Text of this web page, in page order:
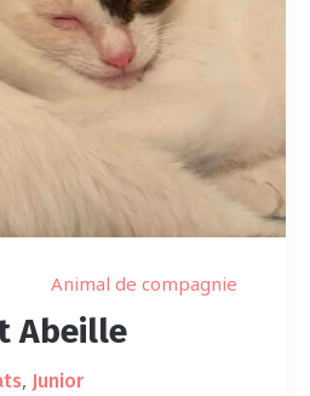
Animal de compagnie
Abeille
, Junior